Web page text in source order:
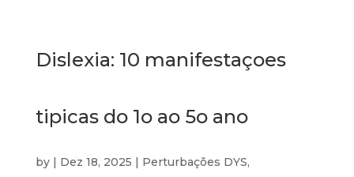
Dislexia: 10 manifestaçoes
tipicas do 1o ao 5o ano
by | Dez 18, 2025 | Perturbações DYS,